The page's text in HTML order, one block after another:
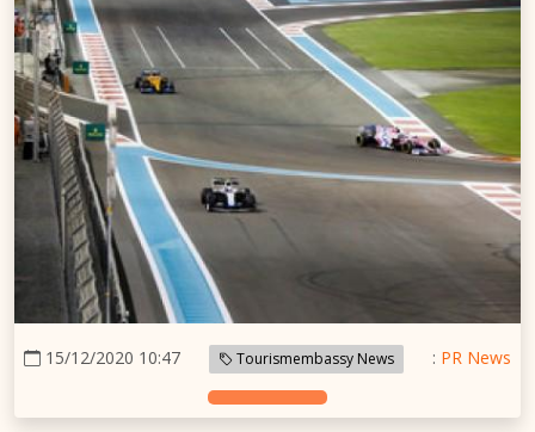
15/12/2020 10:47 Tourismembassy News : PR News